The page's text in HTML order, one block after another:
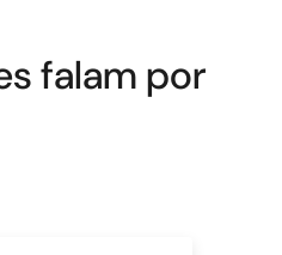
falam por